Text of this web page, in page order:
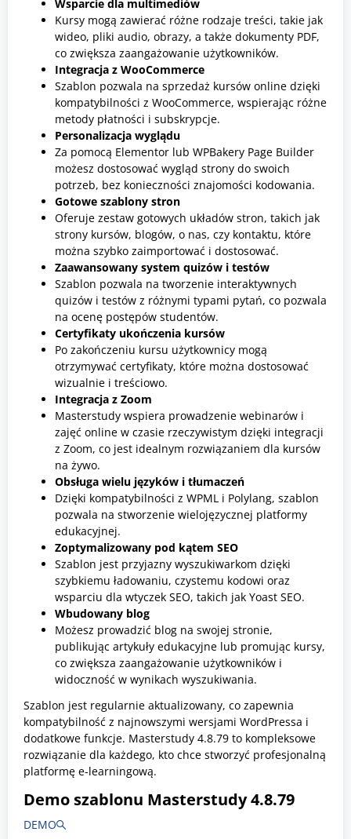
Wsparcie dla multimediów
Kursy mogą zawierać różne rodzaje treści, takie jak
wideo, pliki audio, obrazy, a także dokumenty PDF,
co zwiększa zaangażowanie użytkowników.
Integracja z WooCommerce
Szablon pozwala na sprzedaż kursów online dzięki
kompatybilności z WooCommerce, wspierając różne
metody płatności i subskrypcje.
Personalizacja wyglądu
Za pomocą Elementor lub WPBakery Page Builder
możesz dostosować wygląd strony do swoich
potrzeb, bez konieczności znajomości kodowania.
Gotowe szablony stron
Oferuje zestaw gotowych układów stron, takich jak
strony kursów, blogów, o nas, czy kontaktu, które
można szybko zaimportować i dostosować.
Zaawansowany system quizów i testów
Szablon pozwala na tworzenie interaktywnych
quizów i testów z różnymi typami pytań, co pozwala
na ocenę postępów studentów.
Certyfikaty ukończenia kursów
Po zakończeniu kursu użytkownicy mogą
otrzymywać certyfikaty, które można dostosować
wizualnie i treściowo.
Integracja z Zoom
Masterstudy wspiera prowadzenie webinarów i
zajęć online w czasie rzeczywistym dzięki integracji
z Zoom, co jest idealnym rozwiązaniem dla kursów
na żywo.
Obsługa wielu języków i tłumaczeń
Dzięki kompatybilności z WPML i Polylang, szablon
pozwala na stworzenie wielojęzycznej platformy
edukacyjnej.
Zoptymalizowany pod kątem SEO
Szablon jest przyjazny wyszukiwarkom dzięki
szybkiemu ładowaniu, czystemu kodowi oraz
wsparciu dla wtyczek SEO, takich jak Yoast SEO.
Wbudowany blog
Możesz prowadzić blog na swojej stronie,
publikując artykuły edukacyjne lub promując kursy,
co zwiększa zaangażowanie użytkowników i
widoczność w wynikach wyszukiwania.
Szablon jest regularnie aktualizowany, co zapewnia
kompatybilność z najnowszymi wersjami WordPressa i
dodatkowe funkcje. Masterstudy 4.8.79 to kompleksowe
rozwiązanie dla każdego, kto chce stworzyć profesjonalną
platformę e-learningową.
Demo szablonu Masterstudy 4.8.79
DEMO